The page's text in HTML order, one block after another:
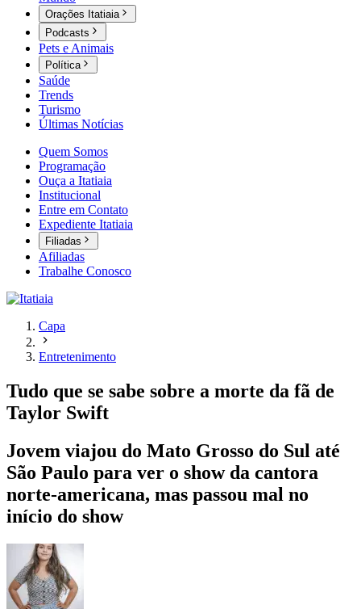
Orações Itatiaia
Podcasts
Pets e Animais
Política
Saúde
Trends
Turismo
Últimas Notícias
Quem Somos
Programação
Ouça a Itatiaia
Institucional
Entre em Contato
Expediente Itatiaia
Filiadas
Afiliadas
Trabalhe Conosco
Capa
Entretenimento
Tudo que se sabe sobre a morte da fã de
Taylor Swift
Jovem viajou do Mato Grosso do Sul até
São Paulo para ver o show da cantora
norte-americana, mas passou mal no
início do show